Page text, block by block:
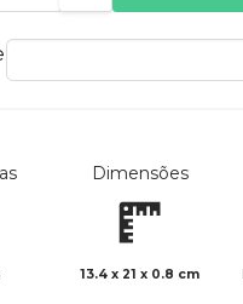
Dimensões
13.4 x 21 x 0.8 cm